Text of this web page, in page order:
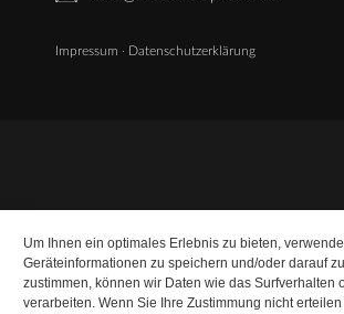
Um Ihnen ein optimales Erlebnis zu bieten,
Geräteinformationen zu speichern und/oder darauf
zustimmen, können wir Daten wie das Surfverhalten
verarbeiten. Wenn Sie Ihre Zustimmung nicht
Impressum · Datenschutzerklärung